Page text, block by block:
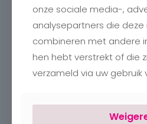
+32
onze sociale media-,
analysepartners die
combineren met andere
hen hebt verstrekt of die
verzameld via uw gebruik